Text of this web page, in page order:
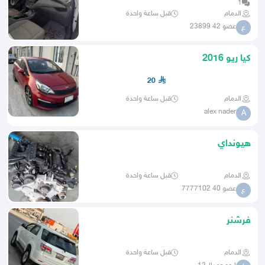
1
الدمام
قبل ساعة واحدة
ع عضو 42 23899
كيا ريو 2016
20
الدمام قبل ساعة واحدة
A
alex nader
ھيونداي
الدمام قبل ساعة واحدة
ع عضو 40 7777102
فرشنر
الدمام قبل ساعة واحدة